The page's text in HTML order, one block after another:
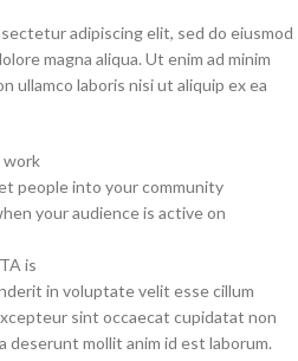
adipiscing elit, sed do eiusmod
magna aliqua. Ut enim ad minim
ullamco laboris nisi ut aliquip ex ea
work
people into your community
your audience is active on
is
in voluptate velit esse cillum
sint occaecat cupidatat non
deserunt mollit anim id est laborum.